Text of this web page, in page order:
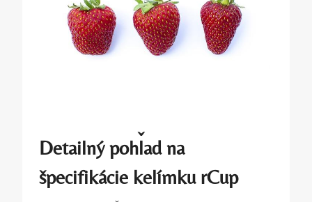
Detailný pohľad na
špecifikácie kelímku rCup